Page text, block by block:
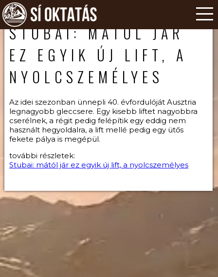
STUBAI: MÁTÓL JÁR
EZ EGYIK ÚJ LIFT, A
NYOLCSZEMÉLYES
Az idei szezonban ünnepli 40. évfordulóját Ausztria
legnagyobb gleccsere. Egy kisebb liftet nagyobbra
cserélnek, a régit pedig felépítik egy eddig nem
használt hegyoldalra, a lift mellé pedig egy ütős
fekete pálya is megépül.
további részletek:
Stubai: mától jár ez egyik új lift, a nyolcszemélyes